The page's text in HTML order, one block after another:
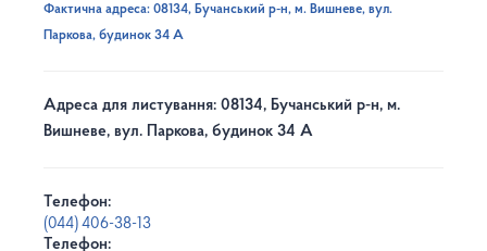
Фактична адреса: 08134, Бучанський р-н, м. Вишневе, вул.
Паркова, будинок 34 А
Адреса для листування: 08134, Бучанський р-н, м.
Вишневе, вул. Паркова, будинок 34 А
Телефон:
(044) 406-38-13
Телефон: